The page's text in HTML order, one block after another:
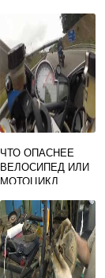
ЧТО ОПАСНЕЕ
ВЕЛОСИПЕД ИЛИ
МОТОЦИКЛ